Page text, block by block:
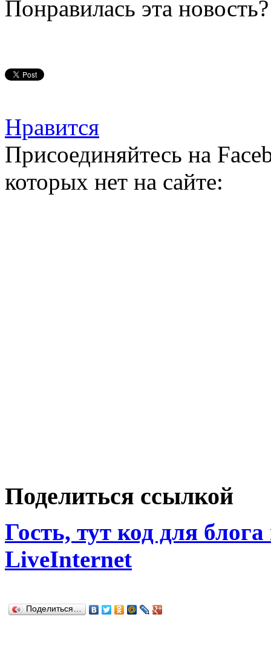
Понравилась эта
Нравится
Присоединяйтесь на
которых нет на сайте:
Поделиться ссылкой
Гость, тут код для
LiveInternet
Поделиться…